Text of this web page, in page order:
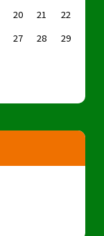
20 21
22
27 28
29